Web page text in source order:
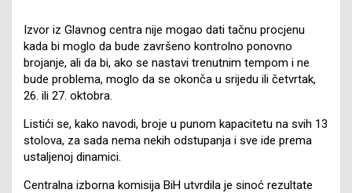
Izvor iz Glavnog centra nije mogao dati tačnu procjenu
kada bi moglo da bude završeno kontrolno ponovno
brojanje, ali da bi, ako se nastavi trenutnim tempom i ne
bude problema, moglo da se okonča u srijedu ili četvrtak,
26. ili 27. oktobra.
Listići se, kako navodi, broje u punom kapacitetu na svih 13
stolova, za sada nema nekih odstupanja i sve ide prema
ustaljenoj dinamici.
Centralna izborna komisija BiH utvrdila je sinoć rezultate